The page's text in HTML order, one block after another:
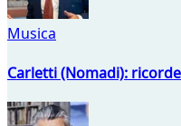
Musica
Carletti (Nomadi):